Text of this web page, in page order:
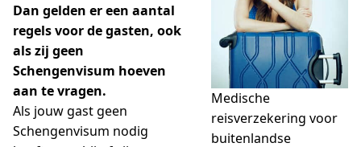
Medische
reisverzekering voor
buitenlandse
Dan gelden er een aantal
regels voor de gasten, ook
als zij geen
Schengenvisum hoeven
aan te vragen.
Als jouw gast geen
Schengenvisum nodig